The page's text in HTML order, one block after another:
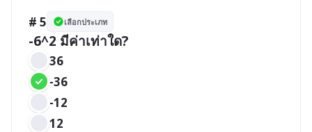
# 5 เลือกประเภท
-6^2 มีค่าเท่าใด?
36
-36
-12
12